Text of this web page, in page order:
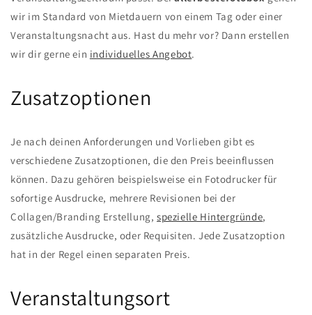
wir im Standard von Mietdauern von einem Tag oder einer
Veranstaltungsnacht aus. Hast du mehr vor? Dann erstellen
wir dir gerne ein individuelles Angebot.
Zusatzoptionen
Je nach deinen Anforderungen und Vorlieben gibt es
verschiedene Zusatzoptionen, die den Preis beeinflussen
können. Dazu gehören beispielsweise ein Fotodrucker für
sofortige Ausdrucke, mehrere Revisionen bei der
Collagen/Branding Erstellung,spezielle Hintergründe,
zusätzliche Ausdrucke, oder Requisiten. Jede Zusatzoption
hat in der Regel einen separaten Preis.
Veranstaltungsort